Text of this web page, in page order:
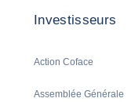
Investisseurs
Action Coface
Assemblée Générale